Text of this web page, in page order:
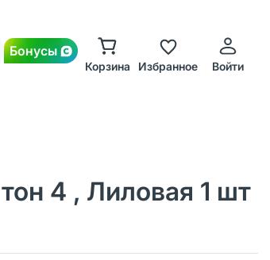
Бонусы
Корзина Избранное Войти
4 , Лиловая 1 шт